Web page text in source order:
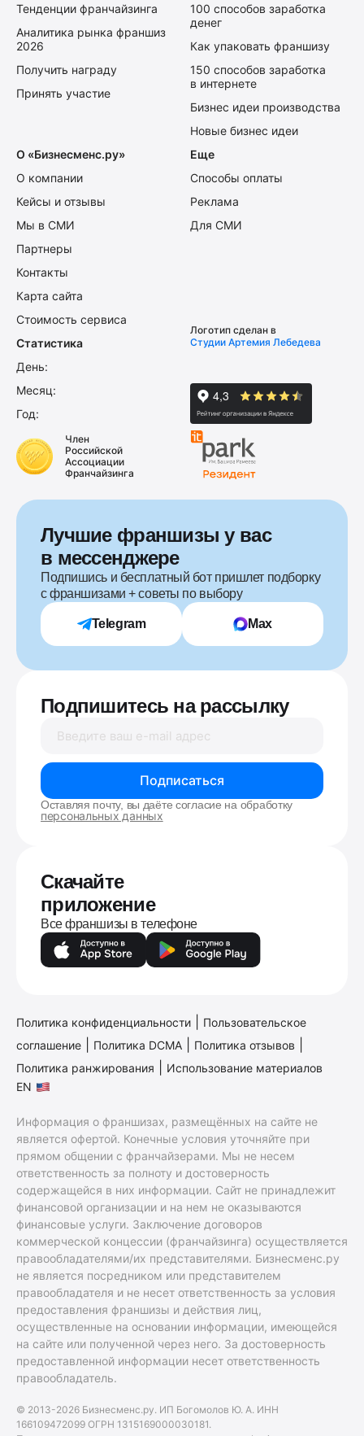
Тенденции франчайзинга
Аналитика рынка франшиз
2026
Получить награду
Принять участие
100 способов заработка
денег
Как упаковать франшизу
150 способов заработка
в интернете
Бизнес идеи производства
Новые бизнес идеи
О «Бизнесменс.ру»
О компании
Кейсы и отзывы
Мы в СМИ
Партнеры
Контакты
Карта сайта
Стоимость сервиса
Еще
Способы оплаты
Реклама
Для СМИ
Статистика
День:
Месяц:
Год:
Логотип сделан в
Студии Артемия Лебедева
Член
Российской
Ассоциации
Франчайзинга
Лучшие франшизы у вас
в мессенджере
Подпишись и бесплатный бот пришлет подборку
с франшизами + советы по выбору
Telegram Max
Подпишитесь на рассылку
Подписаться
Оставляя почту, вы даёте согласие на обработку
персональных данных
Скачайте
приложение
Все франшизы в телефоне
Политика конфиденциальности
Пользовательское
соглашение
Политика DCMA Политика отзывов
Политика ранжирования
Использование материалов
EN
Информация о франшизах, размещённых на сайте не
является офертой. Конечные условия уточняйте при
прямом общении с франчайзерами. Мы не несем
ответственность за полноту и достоверность
содержащейся в них информации. Сайт не принадлежит
финансовой организации и на нем не оказываются
финансовые услуги. Заключение договоров
коммерческой концессии (франчайзинга) осуществляется
правообладателями/их представителями. Бизнесменс.ру
не является посредником или представителем
правообладателя и не несет ответственность за условия
предоставления франшизы и действия лиц,
осуществленные на основании информации, имеющейся
на сайте или полученной через него. За достоверность
предоставленной информации несет ответственность
правообладатель.
© 2013-2026 Бизнесменс.ру. ИП Богомолов Ю. А. ИНН
166109472099 ОГРН 1315169000030181.